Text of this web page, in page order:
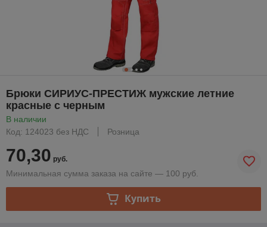
Брюки СИРИУС-ПРЕСТИЖ мужские летние
красные с черным
В наличии
Код: 124023 без НДС
Розница
70,30 руб.
Минимальная сумма заказа на сайте — 100 руб.
Купить